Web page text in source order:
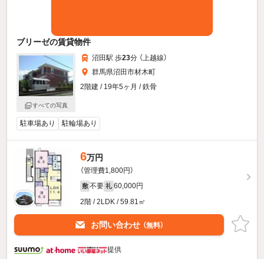
ブリーゼの賃貸物件
すべての写真
沼田駅 歩23分 （上越線）
群馬県沼田市材木町
2階建 / 19年5ヶ月 / 鉄骨
駐車場あり 駐輪場あり
6万円
（管理費1,800円）
敷 不要 礼 60,000円
2階 / 2LDK / 59.81㎡
お問い合わせ （無料）
提供